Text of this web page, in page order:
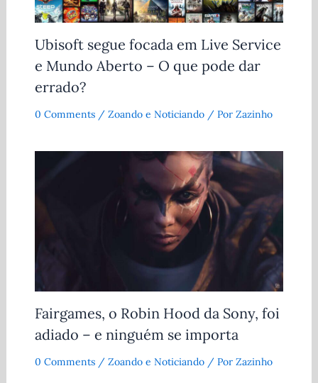
Ubisoft segue focada em Live Service
e Mundo Aberto – O que pode dar
errado?
0 Comments / Zoando e Noticiando/ Por Zazinho
Fairgames, o Robin Hood da Sony, foi
adiado – e ninguém se importa
0 Comments / Zoando e Noticiando/ Por Zazinho